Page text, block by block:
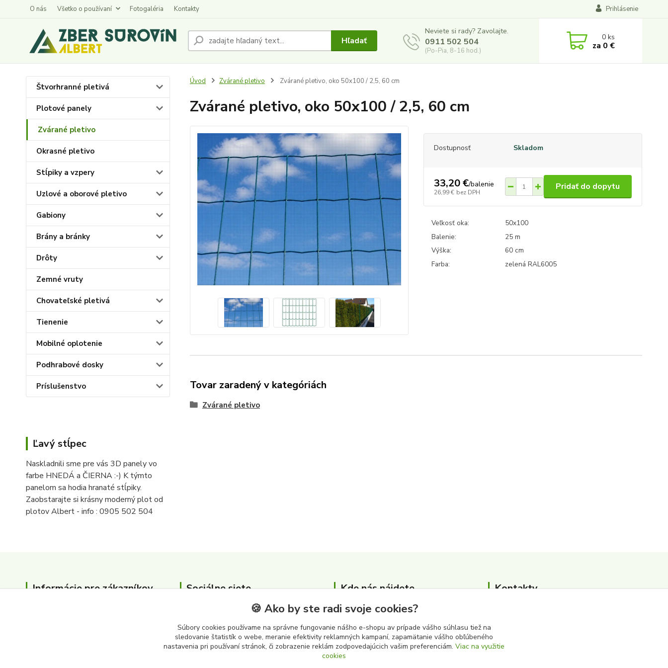
O nás Všetko o používaní Fotogaléria Kontakty Prihlásenie
Hľadať
Neviete si rady? Zavolajte.
0911 502 504
(Po-Pia, 8-16 hod.)
0ks
za 0 €
Štvorhranné pletivá
Plotové panely
Zvárané pletivo
Okrasné pletivo
Stĺpiky a vzpery
Uzlové a oborové pletivo
Gabiony
Brány a bránky
Drôty
Zemné vruty
Chovateľské pletivá
Tienenie
Mobilné oplotenie
Podhrabové dosky
Príslušenstvo
Ľavý stĺpec
Naskladnili sme pre vás 3D panely vo
farbe HNEDÁ a ČIERNA :-) K týmto
panelom sa hodia hranaté stĺpiky.
Zaobstarajte si krásny moderný plot od
plotov Albert - info : 0905 502 504
Úvod Zvárané pletivo Zvárané pletivo, oko 50x100 / 2,5, 60 cm
Zvárané pletivo, oko 50x100 / 2,5, 60 cm
Dostupnosť Skladom
33,20 €/balenie
26,99 € bez DPH
Pridať do dopytu
Veľkosť oka:
50x100
Balenie:
25 m
Výška:
60 cm
Farba:
zelená RAL6005
Tovar zaradený v kategóriách
Zvárané pletivo
Informácie pre zákazníkov Sociálne siete Kde nás nájdete
Zber surovín Albert s.r.o.
Cintorínska 3646
979 01 Rimavská Sobota
Kontakty
(Po-Pia, 8-16 hod.)
albert@zbersurovin.sk
🍪 Ako by ste radi svoje cookies?
Súbory cookies používame na správne fungovanie nášho e-shopu av prípade vášho súhlasu tiež na
sledovanie štatistík o webe, meranie efektivity reklamných kampaní, zapamätanie vášho obľúbeného
nastavenia pri používaní stránok, či zobrazenie reklám zodpovedajúcich vašim preferenciám. Viac na využitie
cookies